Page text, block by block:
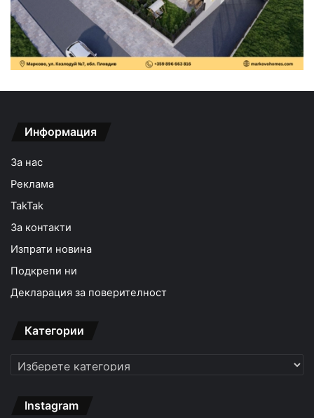
Информация
За нас
Реклама
TakTak
За контакти
Изпрати новина
Подкрепи ни
Декларация за поверителност
Категории
Категории
Instagram